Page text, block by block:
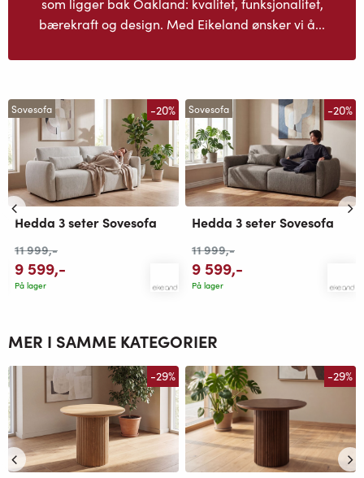
som ligger bak Oakland: kvalitet, funksjonalitet,
bærekraft og design. Med Eikeland ønsker vi å...
Sovesofa -20%
Hedda 3 seter Sovesofa
11 999,-
9 599,-
På lager
Sovesofa -20%
Hedda 3 seter Sovesofa
11 999,-
9 599,-
På lager
MER I SAMME KATEGORIER
-29% -29%